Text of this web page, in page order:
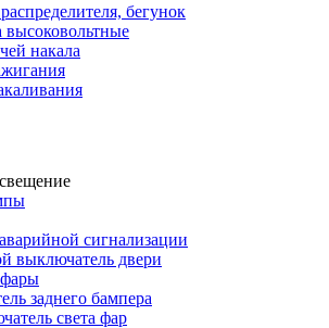
бегунок
высоковольтные
накала
сигнализации
выключатель двери
заднего бампера
света фар